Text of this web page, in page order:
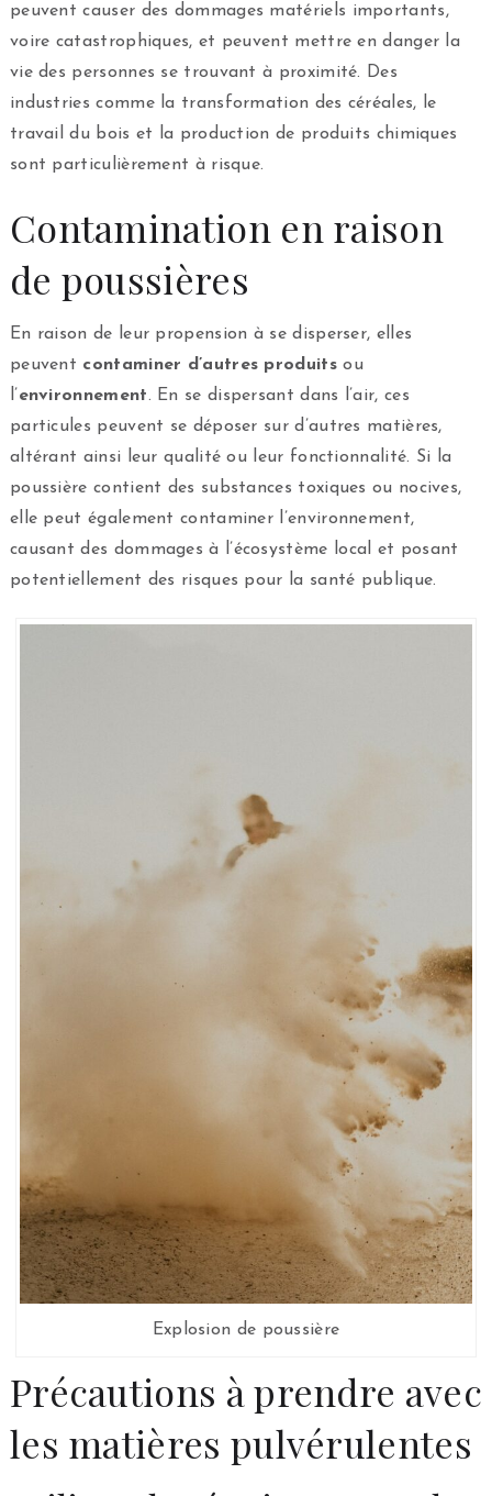
peuvent causer des dommages matériels importants,
voire catastrophiques, et peuvent mettre en danger la
vie des personnes se trouvant à proximité. Des
industries comme la transformation des céréales, le
travail du bois et la production de produits chimiques
sont particulièrement à risque.
Contamination en raison
de poussières
En raison de leur propension à se disperser, elles
peuvent contaminer d’autres produitsou
l’environnement. En se dispersant dans l’air, ces
particules peuvent se déposer sur d’autres matières,
altérant ainsi leur qualité ou leur fonctionnalité. Si la
poussière contient des substances toxiques ou nocives,
elle peut également contaminer l’environnement,
causant des dommages à l’écosystème local et posant
potentiellement des risques pour la santé publique.
Explosion de poussière
Précautions à prendre avec
les matières pulvérulentes